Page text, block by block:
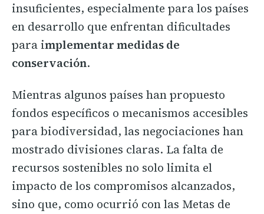
insuficientes, especialmente para los países
en desarrollo que enfrentan dificultades
para implementar medidas de
conservación.
Mientras algunos países han propuesto
fondos específicos o mecanismos accesibles
para biodiversidad, las negociaciones han
mostrado divisiones claras. La falta de
recursos sostenibles no solo limita el
impacto de los compromisos alcanzados,
sino que, como ocurrió con las Metas de